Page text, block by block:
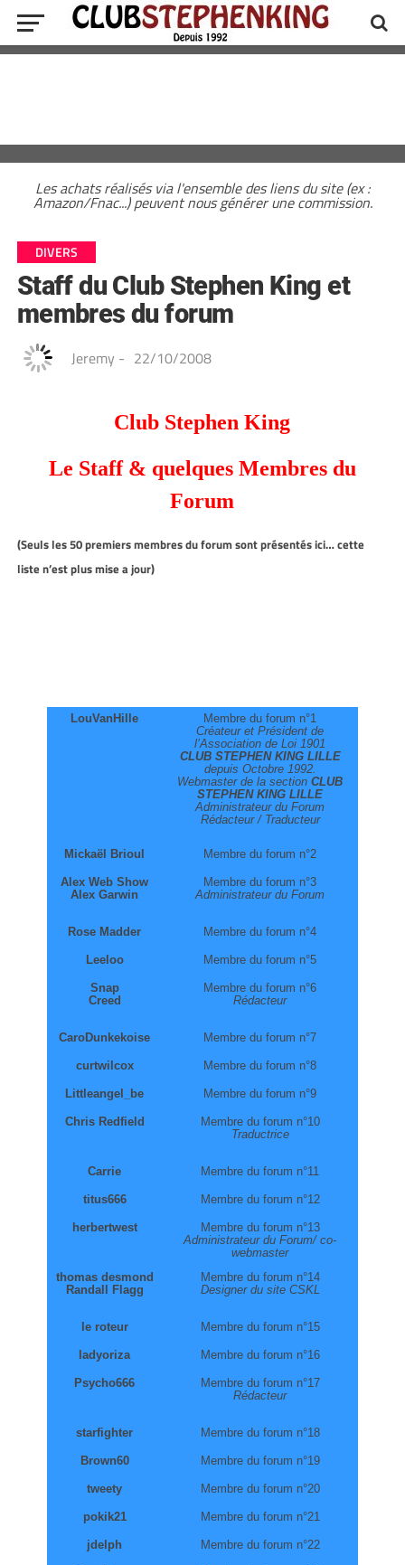
Les achats réalisés via l'ensemble des liens du site (ex :
Amazon/Fnac...) peuvent nous générer une commission.
DIVERS
Staff du Club Stephen King et
membres du forum
Jeremy - 22/10/2008
Club Stephen King
Le Staff & quelques Membres du
Forum
(Seuls les 50 premiers membres du forum sont présentés ici… cette
liste n’est plus mise a jour)
LouVanHille
Membre du forum n°1
Créateur et Président de
l’Association de Loi 1901
CLUB STEPHEN KING LILLE
depuis Octobre 1992.
Webmaster de la sectionCLUB
STEPHEN KING LILLE
Administrateur du Forum
Rédacteur / Traducteur
Mickaël Brioul Membre du forum n°2
Alex Web Show
Alex Garwin
Membre du forum n°3
Administrateur du Forum
Rose Madder Membre du forum n°4
Leeloo Membre du forum n°5
Snap
Creed
Membre du forum n°6
Rédacteur
CaroDunkekoise Membre du forum n°7
curtwilcox Membre du forum n°8
Littleangel_be Membre du forum n°9
Chris Redfield
Membre du forum n°10
Traductrice
Carrie Membre du forum n°11
titus666 Membre du forum n°12
herbertwest
Membre du forum n°13
Administrateur du Forum/ co-
webmaster
thomas desmond
Randall Flagg
Membre du forum n°14
Designer du site CSKL
le roteur Membre du forum n°15
ladyoriza Membre du forum n°16
Psycho666
Membre du forum n°17
Rédacteur
starfighter Membre du forum n°18
Brown60 Membre du forum n°19
tweety Membre du forum n°20
pokik21 Membre du forum n°21
jdelph Membre du forum n°22